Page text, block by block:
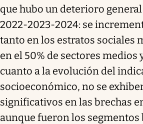
que hubo un deterioro
2022-2023-2024: se
tanto en los estratos sociales
en el 50% de sectores medios
cuanto a la evolución del
socioeconómico, no se
significativos en las brechas
aunque fueron los segmentos